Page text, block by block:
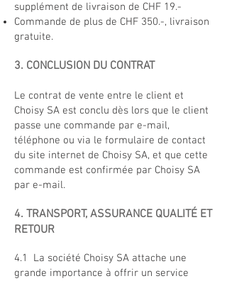
supplément de livraison de CHF 19.-
Commande de plus de CHF 350.-, livraison
gratuite.
3. CONCLUSION DU CONTRAT
Le contrat de vente entre le client et
Choisy SA est conclu dès lors que le client
passe une commande par e-mail,
téléphone ou via le formulaire de contact
du site internet de Choisy SA, et que cette
commande est confirmée par Choisy SA
par e-mail.
4. TRANSPORT, ASSURANCE QUALITÉ ET
RETOUR
4.1 La société Choisy SA attache une
grande importance à offrir un service